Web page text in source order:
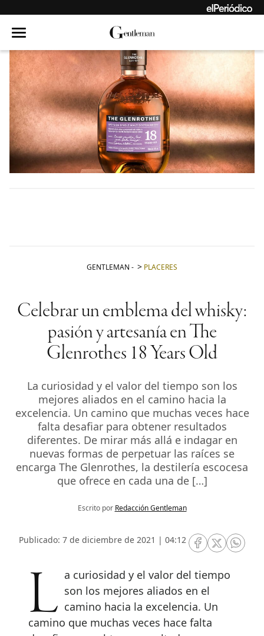
GENTLEMAN - PLACERES
Celebrar un emblema del whisky:
pasión y artesanía en The
Glenrothes 18 Years Old
La curiosidad y el valor del tiempo son los
mejores aliados en el camino hacia la
excelencia. Un camino que muchas veces hace
falta desafiar para obtener resultados
diferentes. De mirar más allá e indagar en
nuevas formas de perpetuar las raíces se
encarga The Glenrothes, la destilería escocesa
que ofrece en cada una de […]
Escrito por Redacción Gentleman
Publicado: 7 de diciembre de 2021 | 04:12
RRSS Facebook
RRSSRRSS
La curiosidad y el valor del tiempo son los mejores aliados en el
camino hacia la excelencia. Un
camino que muchas veces hace falta